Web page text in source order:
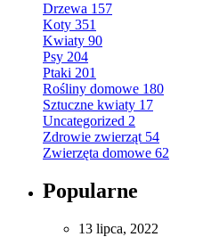
Drzewa 157
Koty 351
Kwiaty 90
Psy 204
Ptaki 201
Rośliny domowe 180
Sztuczne kwiaty 17
Uncategorized 2
Zdrowie zwierząt 54
Zwierzęta domowe 62
Popularne
13 lipca, 2022